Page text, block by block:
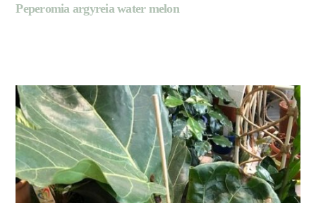
Peperomia argyreia water melon